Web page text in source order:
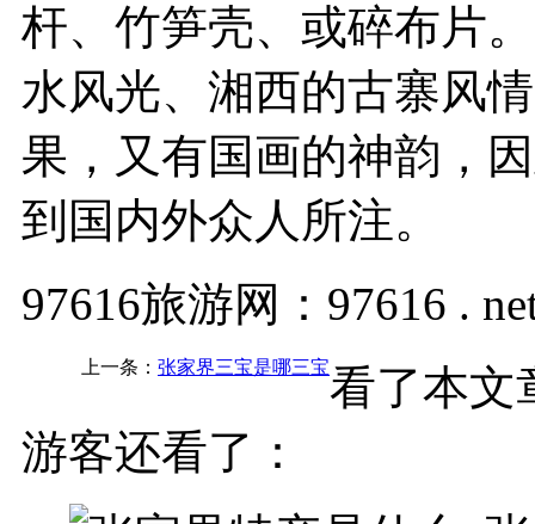
杆、竹笋壳、或碎布片
水风光、湘西的古寨风
果，又有国画的神韵，
到国内外众人所注。
97616旅游网：97616 .
上一条： 张家界三宝是哪三宝看了本文
游客还看了：